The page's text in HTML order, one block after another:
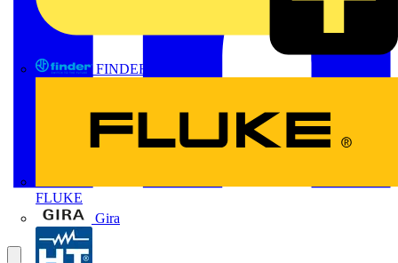
FINDER
FLUKE
Gira